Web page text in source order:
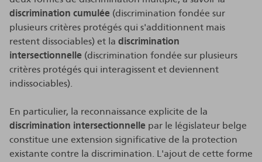
discrimination cumulée (discrimination fondée sur
plusieurs critères protégés qui s'additionnent mais
restent dissociables) et la discrimination
intersectionnelle (discrimination fondée sur plusieurs
critères protégés qui interagissent et deviennent
indissociables).
En particulier, la reconnaissance explicite de la
discrimination intersectionnelle par le législateur belge
constitue une extension significative de la protection
existante contre la discrimination. L'ajout de cette forme